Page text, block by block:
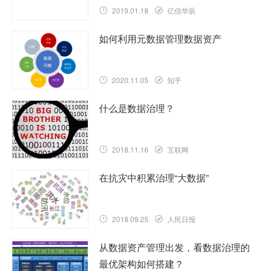
2019.01.18 亿信华辰
如何利用元数据管理数据资产
2020.11.05 知乎
什么是数据治理？
2018.11.16 互联网
在抗灾中积累治理“大数据”
2018.09.25 人民日报
从数据资产管理出发，看数据治理的
最优架构如何搭建？